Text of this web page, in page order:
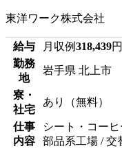
東洋ワーク株式会社
給与 月収例318,439円
勤務
地
岩手県 北上市
寮・
社宅
あり（無料）
仕事
内容
シート・コー
部品系工場 / 交